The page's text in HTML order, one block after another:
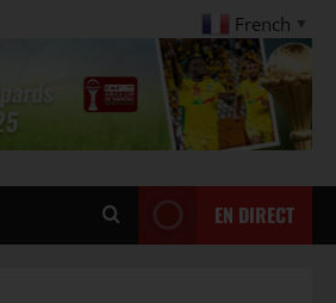
French ▼
EN DIRECT